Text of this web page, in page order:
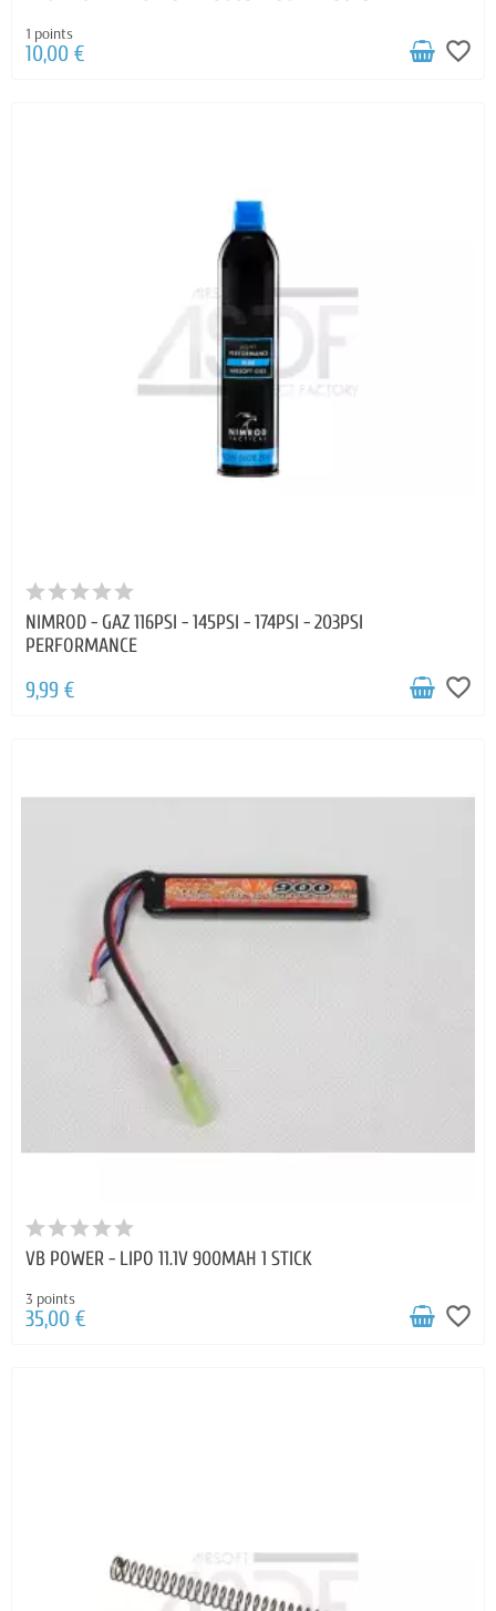
1 points
10,00 € favorite_border
NIMROD - GAZ 116PSI - 145PSI - 174PSI - 203PSI
PERFORMANCE
9,99 € favorite_border
VB POWER - LIPO 11.1V 900MAH 1 STICK
3 points
35,00 € favorite_border